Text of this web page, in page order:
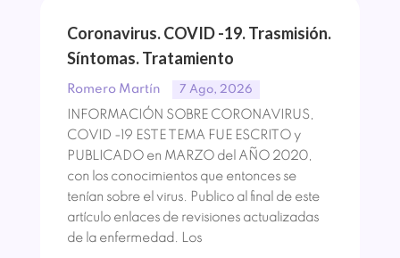
Coronavirus. COVID -19. Trasmisión.
Síntomas. Tratamiento
Romero Martín 7 Ago, 2026
INFORMACIÓN SOBRE CORONAVIRUS,
COVID -19 ESTE TEMA FUE ESCRITO y
PUBLICADO en MARZO del AÑO 2020,
con los conocimientos que entonces se
tenían sobre el virus. Publico al final de este
artículo enlaces de revisiones actualizadas
de la enfermedad. Los